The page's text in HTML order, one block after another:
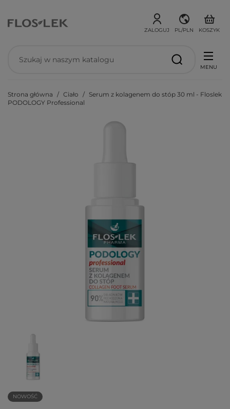
ZALOGUJ PL/PLN KOSZYK
MENU
Strona główna Ciało
Serum z kolagenem do stóp 30 ml - Floslek
PODOLOGY Professional
NOWOŚĆ